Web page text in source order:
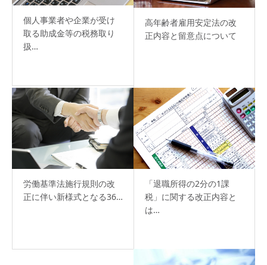
個人事業者や企業が受け
取る助成金等の税務取り
扱…
高年齢者雇用安定法の改
正内容と留意点について
労働基準法施行規則の改
正に伴い新様式となる36…
「退職所得の2分の1課
税」に関する改正内容と
は…